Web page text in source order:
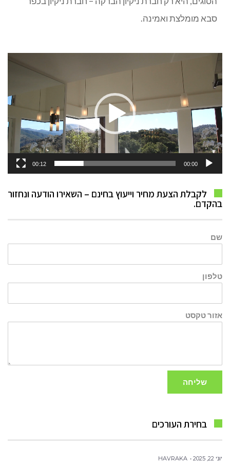
סבא מומלצת ואמינה.
נגן
וידאו
00:00
00:12
לקבלת הצעת מחיר וייעוץ בחינם – השאירו הודעה ונחזור
בהקדם.
שם
טלפון
אזור טקסט
שליחה
בחירת העורכים
יוני 22, 2025 HAVRAKA